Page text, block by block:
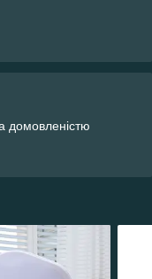
домовленістю